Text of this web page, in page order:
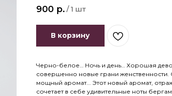
900 р. / 1 шт
В корзину
Черно-белое… Ночь и день… Хорошая
совершенно новые грани
мощный аромат... Этот новый аромат,
сочетает в себе удивительные ноты